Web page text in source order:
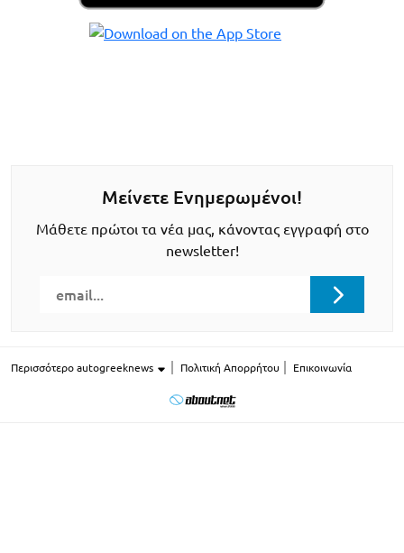
Μείνετε Ενημερωμένοι!
Μάθετε πρώτοι τα νέα μας, κάνοντας εγγραφή στο
newsletter!
Περισσότερο autogreeknews Πολιτική Απορρήτου Επικοινωνία